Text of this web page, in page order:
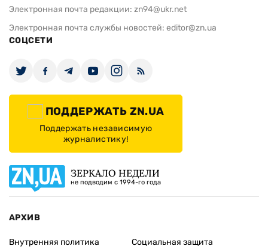
Электронная почта редакции: zn94@ukr.net
Электронная почта службы новостей: editor@zn.ua
СОЦСЕТИ
ПОДДЕРЖАТЬ ZN.UA
Поддержать независимую
журналистику!
ЗЕРКАЛО НЕДЕЛИ
не подводим с 1994-го года
АРХИВ
Внутренняя политика
Социальная защита